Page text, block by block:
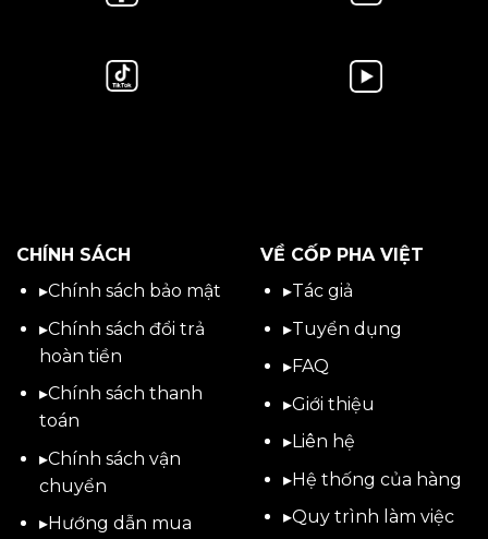
CHÍNH SÁCH
▸Chính sách bảo mật
▸Chính sách đổi trả
hoàn tiền
▸Chính sách thanh
toán
▸Chính sách vận
chuyển
▸Hướng dẫn mua
VỀ CỐP PHA VIỆT
▸Tác giả
▸Tuyển dụng
▸FAQ
▸Giới thiệu
▸Liên hệ
▸Hệ thống của hàng
▸Quy trình làm việc